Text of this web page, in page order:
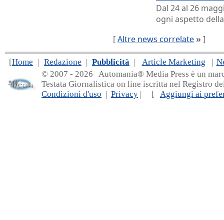
Dal 24 al 26
ogni aspetto
[Altre news correlate » ]
[Home | Redazione | Pubblicità | Article Marketing |
© 2007 - 2026 Automania® Media Press è un
Testata Giornalistica on line iscritta nel Registro
Condizioni d'uso | Privacy | [ Aggiungi ai